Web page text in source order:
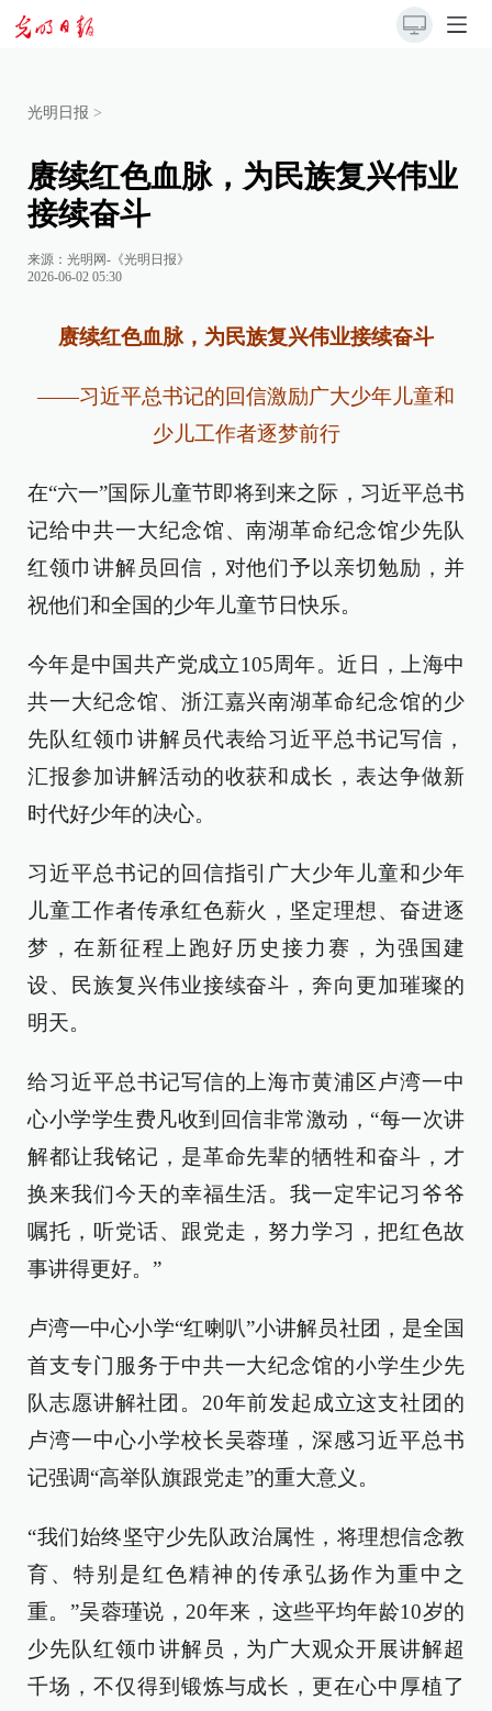
光明日报 >
赓续红色血脉，为民族复兴伟业
接续奋斗
来源： 光明网-《光明日报》
2026-06-02 05:30
赓续红色血脉，为民族复兴伟业接续奋斗
——习近平总书记的回信激励广大少年儿童和
少儿工作者逐梦前行
在“六一”国际儿童节即将到来之际，习近平总书
记给中共一大纪念馆、南湖革命纪念馆少先队
红领巾讲解员回信，对他们予以亲切勉励，并
祝他们和全国的少年儿童节日快乐。
今年是中国共产党成立105周年。近日，上海中
共一大纪念馆、浙江嘉兴南湖革命纪念馆的少
先队红领巾讲解员代表给习近平总书记写信，
汇报参加讲解活动的收获和成长，表达争做新
时代好少年的决心。
习近平总书记的回信指引广大少年儿童和少年
儿童工作者传承红色薪火，坚定理想、奋进逐
梦，在新征程上跑好历史接力赛，为强国建
设、民族复兴伟业接续奋斗，奔向更加璀璨的
明天。
给习近平总书记写信的上海市黄浦区卢湾一中
心小学学生费凡收到回信非常激动，“每一次讲
解都让我铭记，是革命先辈的牺牲和奋斗，才
换来我们今天的幸福生活。我一定牢记习爷爷
嘱托，听党话、跟党走，努力学习，把红色故
事讲得更好。”
卢湾一中心小学“红喇叭”小讲解员社团，是全国
首支专门服务于中共一大纪念馆的小学生少先
队志愿讲解社团。20年前发起成立这支社团的
卢湾一中心小学校长吴蓉瑾，深感习近平总书
记强调“高举队旗跟党走”的重大意义。
“我们始终坚守少先队政治属性，将理想信念教
育、特别是红色精神的传承弘扬作为重中之
重。”吴蓉瑾说，20年来，这些平均年龄10岁的
少先队红领巾讲解员，为广大观众开展讲解超
千场，不仅得到锻炼与成长，更在心中厚植了